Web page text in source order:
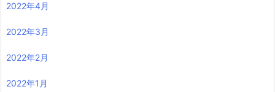
2022年4月
2022年3月
2022年2月
2022年1月